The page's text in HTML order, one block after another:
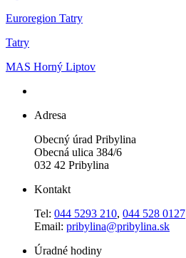
Euroregion Tatry
Tatry
MAS Horný Liptov
Adresa
Obecný úrad Pribylina
Obecná ulica 384/6
032 42 Pribylina
Kontakt
Tel: 044 5293 210, 044 528 0127
Email: pribylina@pribylina.sk
Úradné hodiny